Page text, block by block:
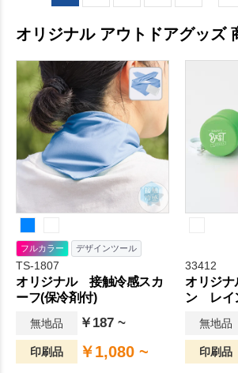
オリジナル アウトドアグッズ
フルカラー デザインツール
TS-1807
オリジナル 接触冷感スカ
ーフ(保冷剤付)
無地品 ￥187 ~
印刷品 ￥1,080 ~
33412
オリジ
ン レイ
無地品
印刷品